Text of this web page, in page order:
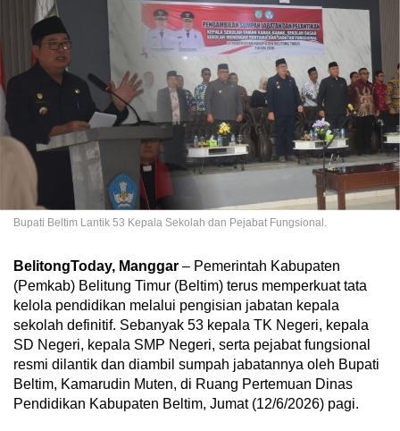
Bupati Beltim Lantik 53 Kepala Sekolah dan Pejabat Fungsional.
BelitongToday, Manggar – Pemerintah Kabupaten
(Pemkab) Belitung Timur (Beltim) terus memperkuat tata
kelola pendidikan melalui pengisian jabatan kepala
sekolah definitif. Sebanyak 53 kepala TK Negeri, kepala
SD Negeri, kepala SMP Negeri, serta pejabat fungsional
resmi dilantik dan diambil sumpah jabatannya oleh Bupati
Beltim, Kamarudin Muten, di Ruang Pertemuan Dinas
Pendidikan Kabupaten Beltim, Jumat (12/6/2026) pagi.